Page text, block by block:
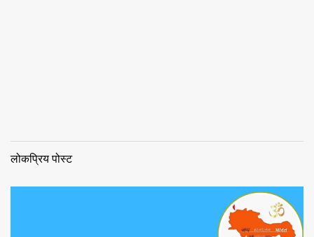
लोकप्रिय पोस्ट